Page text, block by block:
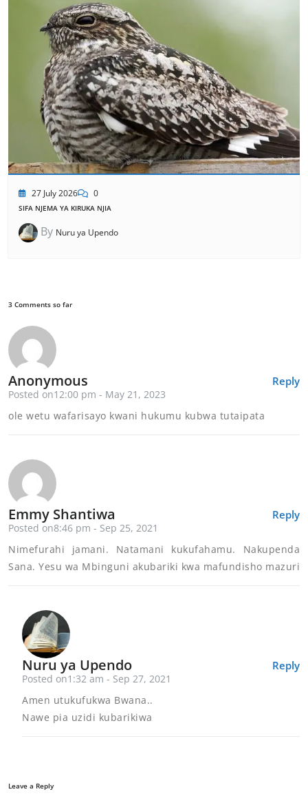
27 July 2026 0
SIFA NJEMA YA KIRUKA NJIA
By Nuru ya Upendo
3 Comments so far
Reply
Anonymous
Posted on12:00 pm - May 21, 2023
ole wetu wafarisayo kwani hukumu kubwa tutaipata
Reply
Emmy Shantiwa
Posted on8:46 pm - Sep 25, 2021
Nimefurahi jamani. Natamani kukufahamu. Nakupenda
Sana. Yesu wa Mbinguni akubariki kwa mafundisho mazuri
Reply
Nuru ya Upendo
Posted on1:32 am - Sep 27, 2021
Amen utukufukwa Bwana..
Nawe pia uzidi kubarikiwa
Leave a Reply